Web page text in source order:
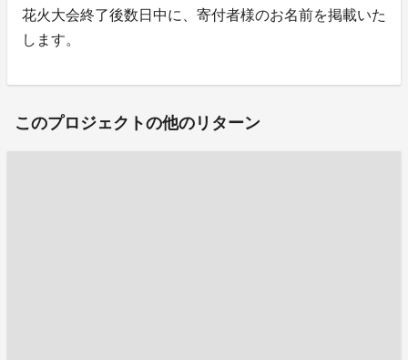
花火大会終了後数日中に、寄付者様のお名前を掲載いた
します。
このプロジェクトの他のリターン